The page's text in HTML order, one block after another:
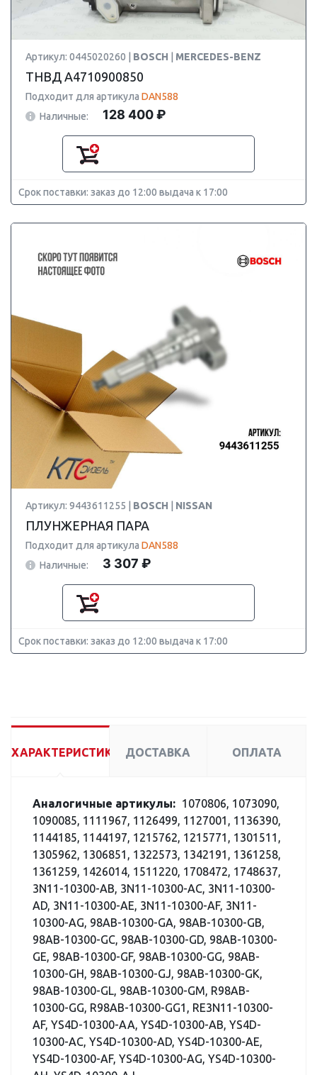
Артикул: 0445020260 | BOSCH MERCEDES-BENZ
ТНВД A4710900850
Подходит для артикула DAN588
Наличные:
128 400 ₽
Срок поставки: заказ до 12:00 выдача к 17:00
Артикул: 9443611255 | BOSCH NISSAN
ПЛУНЖЕРНАЯ ПАРА
Подходит для артикула DAN588
Наличные:
3 307 ₽
Срок поставки: заказ до 12:00 выдача к 17:00
ХАРАКТЕРИСТИКИ ДОСТАВКА ОПЛАТА
Аналогичные артикулы: 1070806, 1073090,
1090085, 1111967, 1126499, 1127001, 1136390,
1144185, 1144197, 1215762, 1215771, 1301511,
1305962, 1306851, 1322573, 1342191, 1361258,
1361259, 1426014, 1511220, 1708472, 1748637,
3N11-10300-AB, 3N11-10300-AC, 3N11-10300-
AD, 3N11-10300-AE, 3N11-10300-AF, 3N11-
10300-AG, 98AB-10300-GA, 98AB-10300-GB,
98AB-10300-GC, 98AB-10300-GD, 98AB-10300-
GE, 98AB-10300-GF, 98AB-10300-GG, 98AB-
10300-GH, 98AB-10300-GJ, 98AB-10300-GK,
98AB-10300-GL, 98AB-10300-GM, R98AB-
10300-GG, R98AB-10300-GG1, RE3N11-10300-
AF, YS4D-10300-AA, YS4D-10300-AB, YS4D-
10300-AC, YS4D-10300-AD, YS4D-10300-AE,
YS4D-10300-AF, YS4D-10300-AG, YS4D-10300-